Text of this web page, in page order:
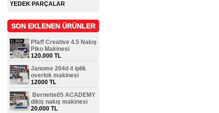
YEDEK PARÇALAR
SON EKLENEN ÜRÜNLER
Pfaff Creative 4.5 Nakış
Piko Makinesi
120.000 TL
Janome 204d 4 iplik
overlok makinesi
12000 TL
Bernette05 ACADEMY
dikiş nakış makinesi
20.000 TL